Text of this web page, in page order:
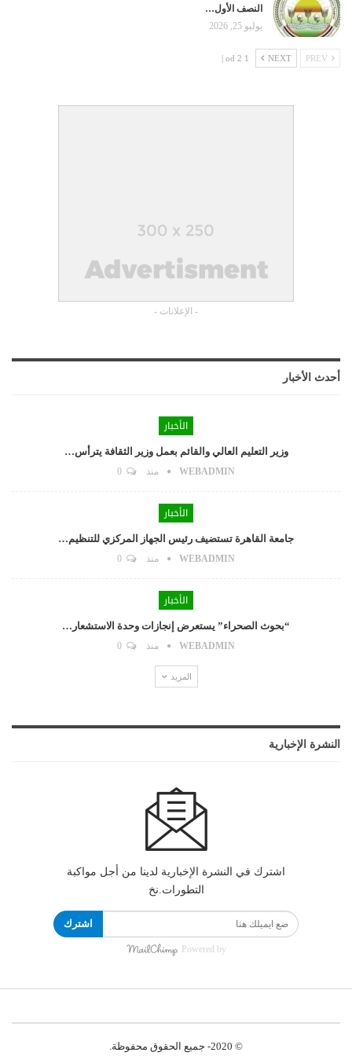
النصف الأول…
يوليو 25, 2026
NEXT
1 od 2 |
- الإعلانات -
أحدث الأخبار
الأخبار
وزير التعليم العالي والقائم بعمل وزير الثقافة يترأس…
WEBADMIN منذ
الأخبار
جامعة القاهرة تستضيف رئيس الجهاز المركزي للتنظيم…
WEBADMIN منذ
الأخبار
“بحوث الصحراء” يستعرض إنجازات وحدة الاستشعار…
WEBADMIN منذ
المزيد
النشرة الإخبارية
اشترك في النشرة الإخبارية لدينا من أجل مواكبة
التطورات.نخ
اشترك
Powered by
© 2020- جميع الحقوق محفوظة.